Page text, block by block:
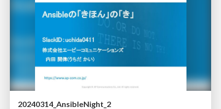
20240314_AnsibleNight_2